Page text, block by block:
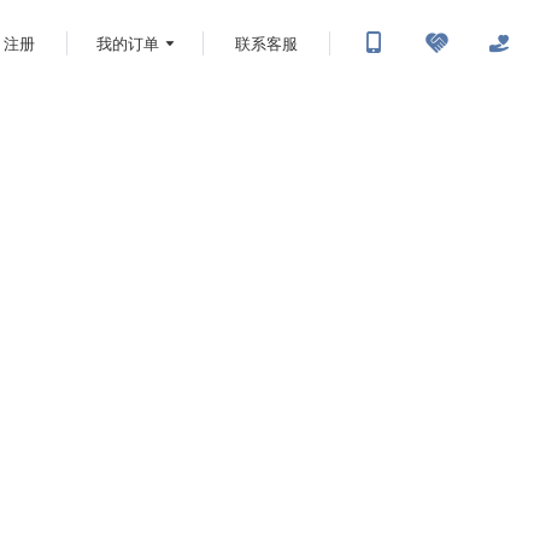
注册 我的订单 联系客服